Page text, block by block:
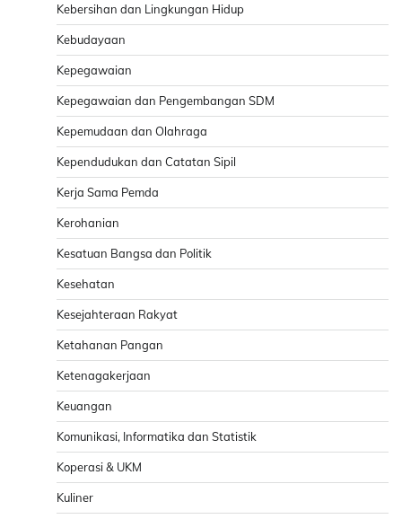
Kebersihan dan Lingkungan Hidup
Kebudayaan
Kepegawaian
Kepegawaian dan Pengembangan SDM
Kepemudaan dan Olahraga
Kependudukan dan Catatan Sipil
Kerja Sama Pemda
Kerohanian
Kesatuan Bangsa dan Politik
Kesehatan
Kesejahteraan Rakyat
Ketahanan Pangan
Ketenagakerjaan
Keuangan
Komunikasi, Informatika dan Statistik
Koperasi & UKM
Kuliner